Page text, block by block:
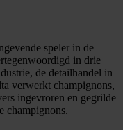
speler in de
in drie
de detailhandel in
verwerkt champignons,
ingevroren en gegrilde
champignons.